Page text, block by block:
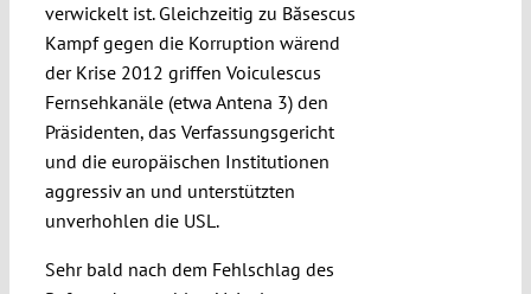
verwickelt ist. Gleichzeitig zu Băsescus
Kampf gegen die Korruption wärend
der Krise 2012 griffen Voiculescus
Fernsehkanäle (etwa Antena 3) den
Präsidenten, das Verfassungsgericht
und die europäischen Institutionen
aggressiv an und unterstützten
unverhohlen die USL.
Sehr bald nach dem Fehlschlag des